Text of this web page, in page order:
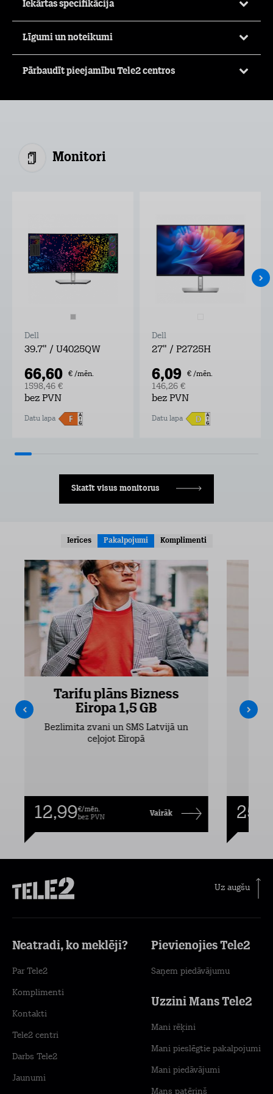
Iekārtas specifikācija
Līgumi un noteikumi
Pārbaudīt pieejamību Tele2 centros
Monitori
Dell
39.7" / U4025QW
66,60 € /mēn.
1598,46 €
bez PVN
Datu lapa
Dell
27" / P2725H
6,09 € /mēn.
146,26 €
bez PVN
Datu lapa
Skatīt visus monitorus
Ierīces Pakalpojumi Komplimenti
Tarifu plāns Bizness
Eiropa 1,5 GB
Bezlimita zvani un SMS Latvijā un
ceļojot Eiropā
12,99€/mēn.
bez PVN
Vairāk
Uz augšu
Neatradi, ko meklēji?
Par Tele2
Komplimenti
Kontakti
Tele2 centri
Darbs Tele2
Jaunumi
Pievienojies Tele2
Saņem piedāvājumu
Uzzini Mans Tele2
Mani rēķini
Mani pieslēgtie pakalpojumi
Mani piedāvājumi
Mans patēriņš